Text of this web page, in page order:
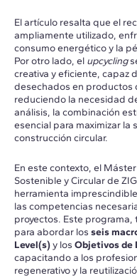
El artículo resalta que el
ampliamente utilizado,
consumo energético y la
Por otro lado, el upcycling
creativa y eficiente, capaz
desechados en productos
reduciendo la necesidad
análisis, la combinación
esencial para maximizar la
construcción circular.
En este contexto, el
Sostenible y Circular de
herramienta
las competencias
proyectos. Este
para abordar los seis
Level(s)y los Objetivos de
capacitando a los
regenerativo y la